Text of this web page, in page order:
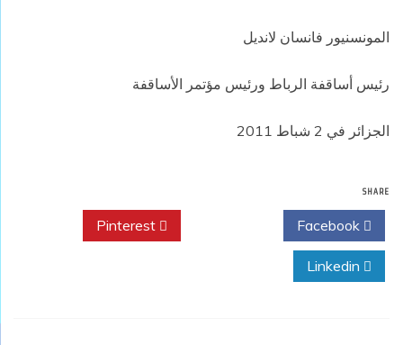
المونسنيور فانسان لانديل
رئيس أساقفة الرباط ورئيس مؤتمر الأساقفة
الجزائر في 2 شباط 2011
SHARE